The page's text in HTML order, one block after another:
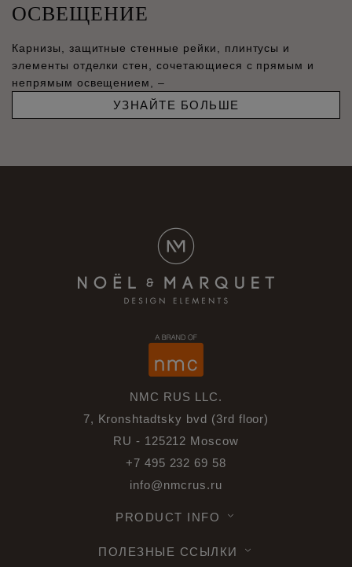
ОСВЕЩЕНИЕ
Карнизы, защитные стенные рейки, плинтусы и
элементы отделки стен, сочетающиеся с прямым и
непрямым освещением, –
УЗНАЙТЕ БОЛЬШЕ
NMC RUS LLC.
7, Kronshtadtsky bvd (3rd floor)
RU - 125212 Moscow
+7 495 232 69 58
info@nmcrus.ru
PRODUCT INFO
ПОЛЕЗНЫЕ ССЫЛКИ